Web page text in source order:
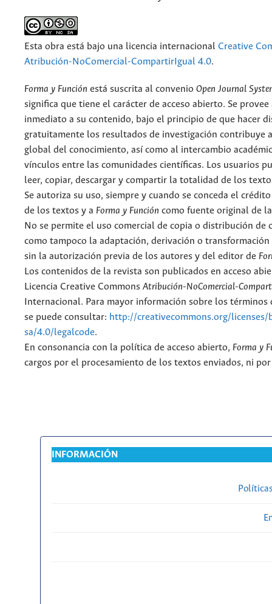
Esta obra está bajo una licencia internacional Creative
Atribución-NoComercial-CompartirIgual 4.0.
Forma y Función está suscrita al convenio Open Journal
significa que tiene el carácter de acceso abierto. Se provee
inmediato a su contenido, bajo el principio de que hacer
gratuitamente los resultados de investigación contribuye
global del conocimiento, así como al intercambio
vínculos entre las comunidades científicas. Los usuarios
leer, copiar, descargar y compartir la totalidad de los
Se autoriza su uso, siempre y cuando se conceda el
de los textos y a Forma y Función como fuente original de
No se permite el uso comercial de copia o distribución de
como tampoco la adaptación, derivación o transformación
sin la autorización previa de los autores y del editor de
Los contenidos de la revista son publicados en acceso
Licencia Creative Commons Atribución-NoComercial-
Internacional. Para mayor información sobre los términos
se puede consultar: http://creativecommons.org/licenses/
sa/4.0/legalcode.
En consonancia con la política de acceso abierto, Forma y
cargos por el procesamiento de los textos enviados, ni
INFORMACIÓN